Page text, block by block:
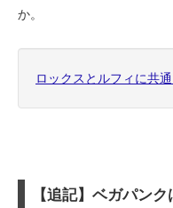
か。
ロックスとルフィに共
【追記】ベガパン